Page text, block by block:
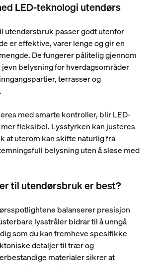
LED-teknologi utendørs
utendørsbruk passer godt utenfor
er effektive, varer lenge og gir en
De fungerer pålitelig gjennom
belysning for hverdagsområder
terrasser og
med smarte kontroller, blir LED-
fleksibel. Lysstyrken kan justeres
at uterom kan skifte naturlig fra
belysning uten å sløse med
til utendørsbruk er best?
balanserer presisjon
lysstråler bidrar til å unngå
som du kan fremheve spesifikke
detaljer til trær og
materialer sikrer at